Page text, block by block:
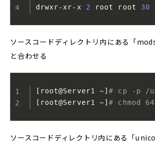
drwxr-xr-x 2 root root 30
ソースコードディレクトリ内にある「
と合わせる
[ root@Server1 ~]# cp -p /
[ root@Server1 ~]# chmod
ソースコードディレクトリ内にある「